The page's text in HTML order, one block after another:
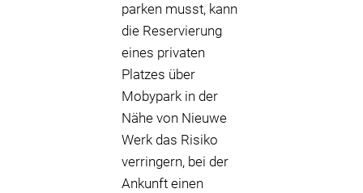
parken musst, kann
die Reservierung
eines privaten
Platzes über
Mobypark in der
Nähe von Nieuwe
Werk das Risiko
verringern, bei der
Ankunft einen